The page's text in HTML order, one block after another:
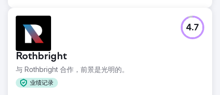
Rothbright
与 Rothbright 合作，前景是光明的。
业绩记录
4.7